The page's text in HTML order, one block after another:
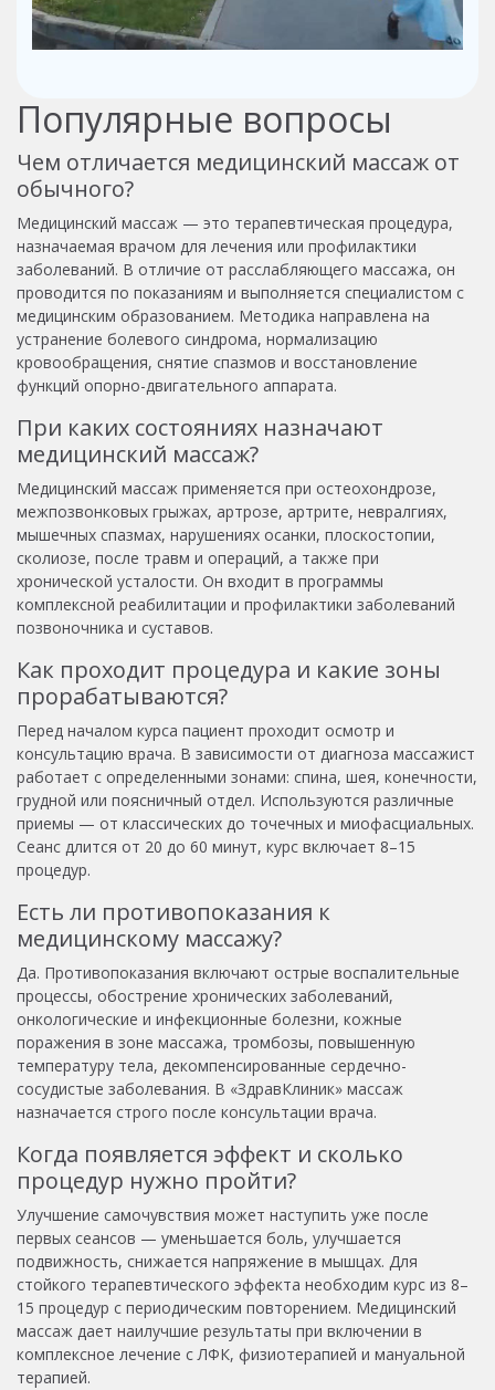
Популярные вопросы
Чем отличается медицинский массаж от
обычного?
Медицинский массаж — это терапевтическая процедура,
назначаемая врачом для лечения или профилактики
заболеваний. В отличие от расслабляющего массажа, он
проводится по показаниям и выполняется специалистом с
медицинским образованием. Методика направлена на
устранение болевого синдрома, нормализацию
кровообращения, снятие спазмов и восстановление
функций опорно-двигательного аппарата.
При каких состояниях назначают
медицинский массаж?
Медицинский массаж применяется при остеохондрозе,
межпозвонковых грыжах, артрозе, артрите, невралгиях,
мышечных спазмах, нарушениях осанки, плоскостопии,
сколиозе, после травм и операций, а также при
хронической усталости. Он входит в программы
комплексной реабилитации и профилактики заболеваний
позвоночника и суставов.
Как проходит процедура и какие зоны
прорабатываются?
Перед началом курса пациент проходит осмотр и
консультацию врача. В зависимости от диагноза массажист
работает с определенными зонами: спина, шея, конечности,
грудной или поясничный отдел. Используются различные
приемы — от классических до точечных и миофасциальных.
Сеанс длится от 20 до 60 минут, курс включает 8–15
процедур.
Есть ли противопоказания к
медицинскому массажу?
Да. Противопоказания включают острые воспалительные
процессы, обострение хронических заболеваний,
онкологические и инфекционные болезни, кожные
поражения в зоне массажа, тромбозы, повышенную
температуру тела, декомпенсированные сердечно-
сосудистые заболевания. В «ЗдравКлиник» массаж
назначается строго после консультации врача.
Когда появляется эффект и сколько
процедур нужно пройти?
Улучшение самочувствия может наступить уже после
первых сеансов — уменьшается боль, улучшается
подвижность, снижается напряжение в мышцах. Для
стойкого терапевтического эффекта необходим курс из 8–
15 процедур с периодическим повторением. Медицинский
массаж дает наилучшие результаты при включении в
комплексное лечение с ЛФК, физиотерапией и мануальной
терапией.